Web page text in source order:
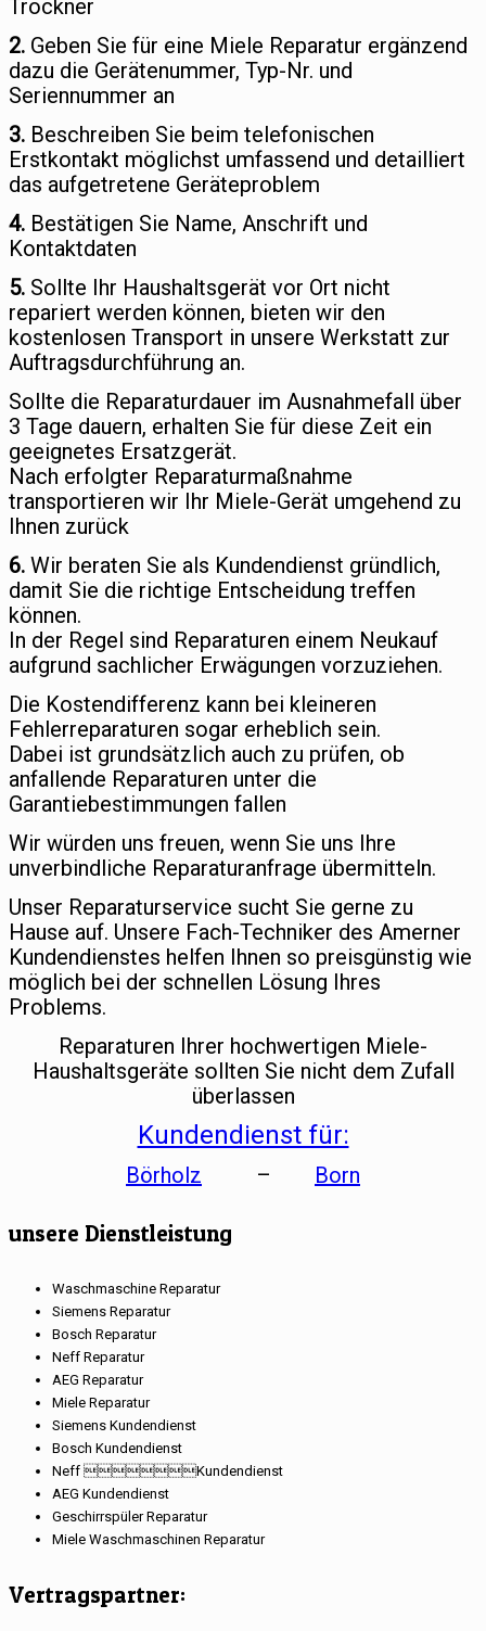
Trockner
2. Geben Sie für eine Miele Reparatur ergänzend
dazu die Gerätenummer, Typ-Nr. und
Seriennummer an
3. Beschreiben Sie beim telefonischen
Erstkontakt möglichst umfassend und detailliert
das aufgetretene Geräteproblem
4. Bestätigen Sie Name, Anschrift und
Kontaktdaten
5. Sollte Ihr Haushaltsgerät vor Ort nicht
repariert werden können, bieten wir den
kostenlosen Transport in unsere Werkstatt zur
Auftragsdurchführung an.
Sollte die Reparaturdauer im Ausnahmefall über
3 Tage dauern, erhalten Sie für diese Zeit ein
geeignetes Ersatzgerät.
Nach erfolgter Reparaturmaßnahme
transportieren wir Ihr Miele-Gerät umgehend zu
Ihnen zurück
6. Wir beraten Sie als Kundendienst gründlich,
damit Sie die richtige Entscheidung treffen
können.
In der Regel sind Reparaturen einem Neukauf
aufgrund sachlicher Erwägungen vorzuziehen.
Die Kostendifferenz kann bei kleineren
Fehlerreparaturen sogar erheblich sein.
Dabei ist grundsätzlich auch zu prüfen, ob
anfallende Reparaturen unter die
Garantiebestimmungen fallen
Wir würden uns freuen, wenn Sie uns Ihre
unverbindliche Reparaturanfrage übermitteln.
Unser Reparaturservice sucht Sie gerne zu
Hause auf. Unsere Fach-Techniker des Amerner
Kundendienstes helfen Ihnen so preisgünstig wie
möglich bei der schnellen Lösung Ihres
Problems.
Reparaturen Ihrer hochwertigen Miele-
Haushaltsgeräte sollten Sie nicht dem Zufall
überlassen
Kundendienst für:
Börholz – Born
unsere Dienstleistung
Waschmaschine Reparatur
Siemens Reparatur
Bosch Reparatur
Neff Reparatur
AEG Reparatur
Miele Reparatur
Siemens Kundendienst
Bosch Kundendienst
Neff Kundendienst
AEG Kundendienst
Geschirrspüler Reparatur
Miele Waschmaschinen Reparatur
Vertragspartner: